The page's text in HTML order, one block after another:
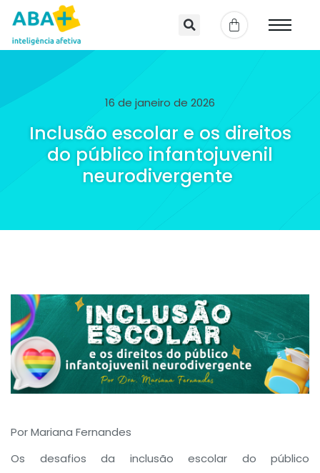
16 de janeiro de 2026
Inclusão escolar e os direitos
do público infantojuvenil
neurodivergente
Por Mariana Fernandes
Os desafios da inclusão escolar do público